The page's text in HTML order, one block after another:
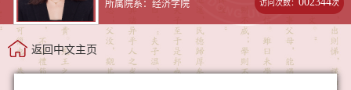
所属院系：经济学院 访问次数： 次
返回中文主页